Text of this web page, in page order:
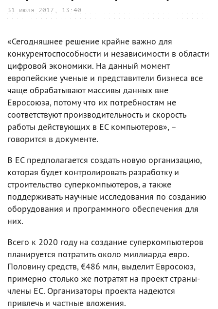
31 июля 2017, 13:40
«Сегодняшнее решение крайне важно для
конкурентоспособности и независимости в области
цифровой экономики. На данный момент
европейские ученые и представители бизнеса все
чаще обрабатывают массивы данных вне
Евросоюза, потому что их потребностям не
соответствуют производительность и скорость
работы действующих в ЕС компьютеров», –
говорится в документе.
В ЕС предполагается создать новую организацию,
которая будет контролировать разработку и
строительство суперкомпьютеров, а также
поддерживать научные исследования по созданию
оборудования и программного обеспечения для
них.
Всего к 2020 году на создание суперкомпьютеров
планируется потратить около миллиарда евро.
Половину средств, €486 млн, выделит Евросоюз,
примерно столько же потратят на проект страны-
члены ЕС. Организаторы проекта надеются
привлечь и частные вложения.